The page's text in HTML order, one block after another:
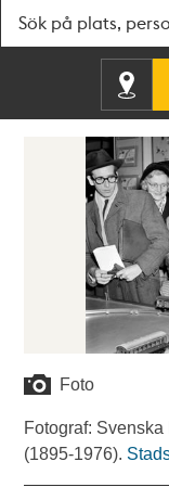
Foto
Fotograf:
(1895-1976).